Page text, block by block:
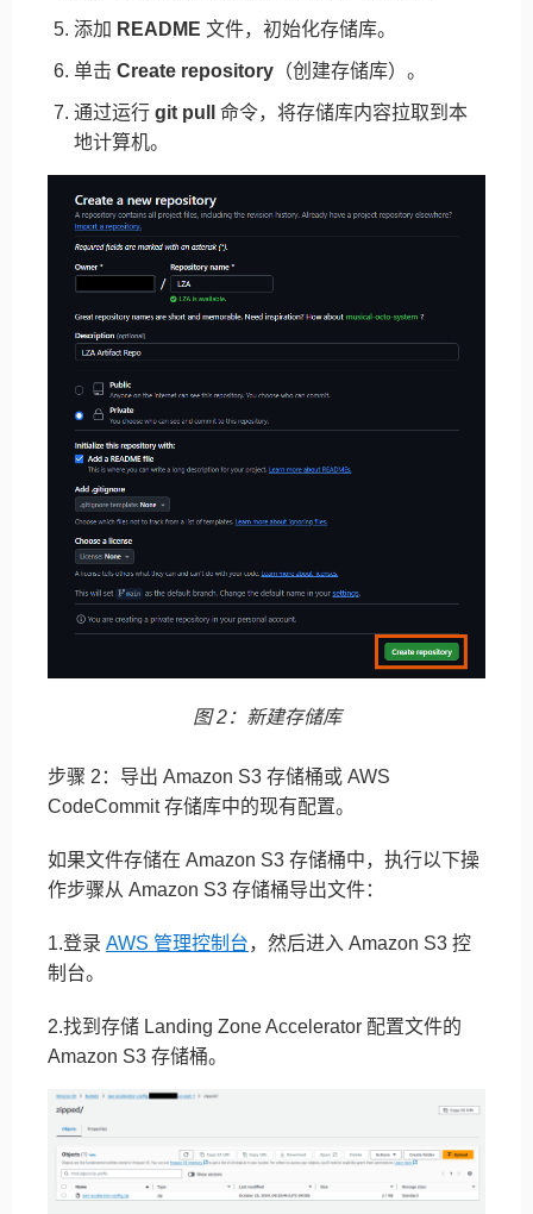
添加 README 文件，初始化存储库。
单击 Create repository （创建存储库）。
通过运行 git pull 命令，将存储库内容拉取到本
地计算机。
图 2：新建存储库
步骤 2：导出 Amazon S3 存储桶或 AWS
CodeCommit 存储库中的现有配置。
如果文件存储在 Amazon S3 存储桶中，执行以下操
作步骤从 Amazon S3 存储桶导出文件：
1.登录 AWS 管理控制台，然后进入 Amazon S3 控
制台。
2.找到存储 Landing Zone Accelerator 配置文件的
Amazon S3 存储桶。